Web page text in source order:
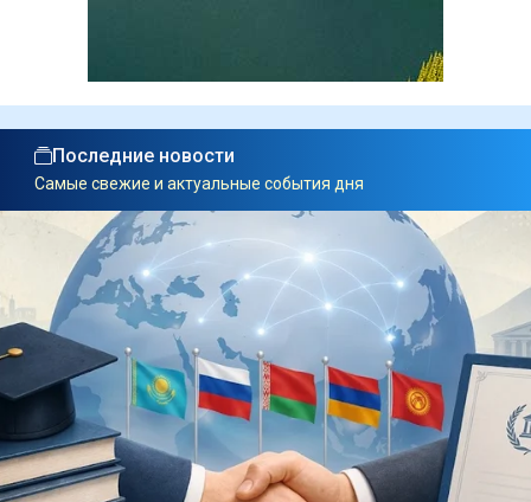
Последние новости
Самые свежие и актуальные события дня